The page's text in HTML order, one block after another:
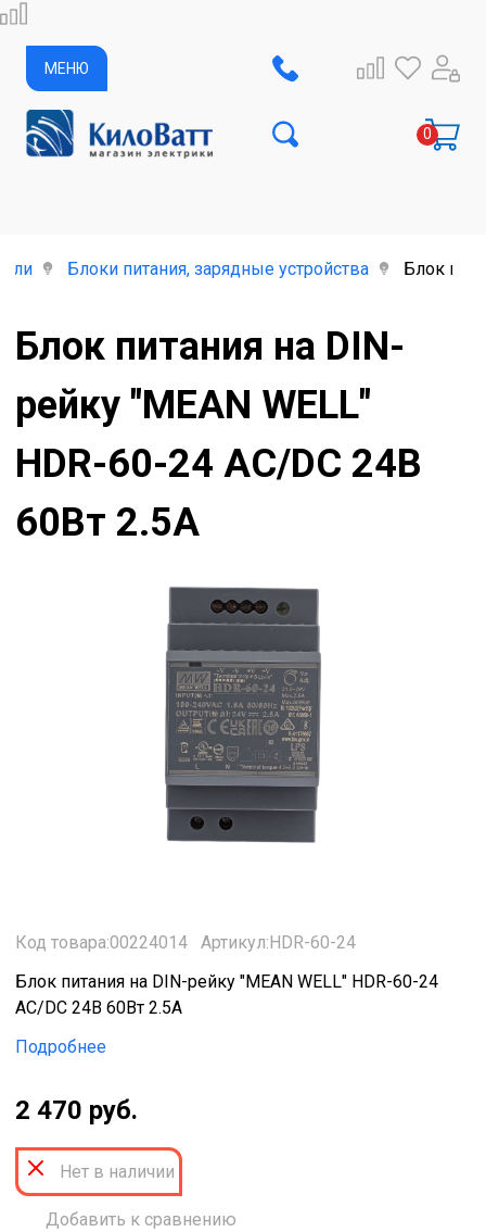
МЕНЮ
Блоки питания, зарядные устройства Блок
Блок питания на DIN-
рейку "MEAN WELL"
HDR-60-24 AC/DC 24В
60Вт 2.5А
Код товара:00224014
Артикул:HDR-60-24
Блок питания на DIN-рейку "MEAN WELL" HDR-60-24
AC/DC 24В 60Вт 2.5А
Подробнее
2 470 руб.
Нет в наличии
Добавить к сравнению